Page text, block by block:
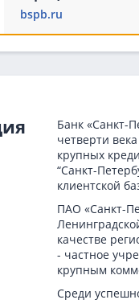
bspb.ru
Банк «Санкт-
четверти
крупных
“Санкт-
клиентской
ПАО «Санкт-
качестве
- частное
крупным
Среди